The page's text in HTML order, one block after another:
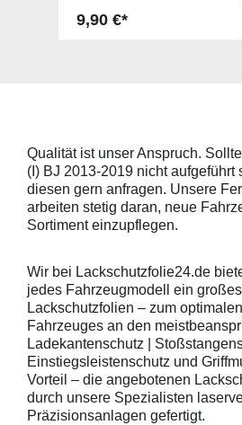
Schutzfolie gegen Kratzer in
Griffmulden. Die Pads sind
beigelegter Anleitung)
diese danach auflegen und
anstreichen - anschließend
Lackschutzfolie mittels Fön
erwärmen und von der Mitte
heraus in alle Richtungen
kontaktieren Sie uns bitte
telefonisch. Lieferumfang
transparente
Stück Lackschutzpads für 5
Griffmulden / Griffschalen
Merkmale Spezielle Vinylfolie mit
bestmöglichem Schutz gegen
Kratzer und Abrieb Bestens
geeignet zum Schutz von
Fahrzeugkarosserien gegen
mechanische Einwirkung am
Regulärer Preis:
9,90 €*
Qualität ist unser Anspruch.
(I) BJ 2013-2019 nicht aufgeführt
diesen gern anfragen. Unsere
arbeiten stetig daran, neue
Sortiment einzupflegen.
Wir bei Lackschutzfolie24.de
jedes Fahrzeugmodell ein
Lackschutzfolien – zum
Fahrzeuges an den
Ladekantenschutz |
Einstiegsleistenschutz und
Vorteil – die angebotenen
durch unsere Spezialisten
Präzisionsanlagen gefertigt.